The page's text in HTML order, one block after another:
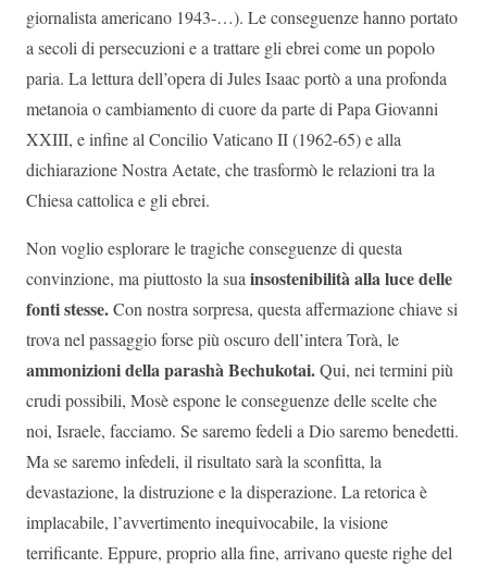
giornalista americano 1943-…). Le conseguenze hanno portato
a secoli di persecuzioni e a trattare gli ebrei come un popolo
paria. La lettura dell’opera di Jules Isaac portò a una profonda
metanoia o cambiamento di cuore da parte di Papa Giovanni
XXIII, e infine al Concilio Vaticano II (1962-65) e alla
dichiarazione Nostra Aetate, che trasformò le relazioni tra la
Chiesa cattolica e gli ebrei.
Non voglio esplorare le tragiche conseguenze di questa
convinzione, ma piuttosto la suainsostenibilità alla luce delle
fonti stesse.Con nostra sorpresa, questa affermazione chiave si
trova nel passaggio forse più oscuro dell’intera Torà, le
ammonizioni della parashà Bechukotai.Qui, nei termini più
crudi possibili, Mosè espone le conseguenze delle scelte che
noi, Israele, facciamo. Se saremo fedeli a Dio saremo benedetti.
Ma se saremo infedeli, il risultato sarà la sconfitta, la
devastazione, la distruzione e la disperazione. La retorica è
implacabile, l’avvertimento inequivocabile, la visione
terrificante. Eppure, proprio alla fine, arrivano queste righe del